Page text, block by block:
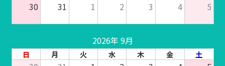
30
31 1 2 3 4 5
2026年 9月
日 月 火 水 木 金 土